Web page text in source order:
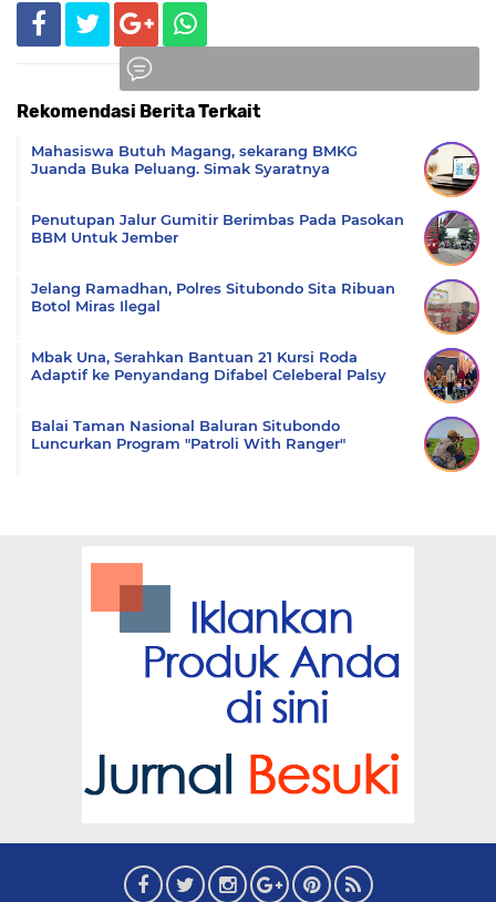
Rekomendasi Berita Terkait
Mahasiswa Butuh Magang, sekarang BMKG
Juanda Buka Peluang. Simak Syaratnya
‎Penutupan Jalur Gumitir Berimbas Pada Pasokan
BBM Untuk Jember
Jelang Ramadhan, Polres Situbondo Sita Ribuan
Botol Miras Ilegal
Mbak Una, Serahkan Bantuan 21 Kursi Roda
Adaptif ke Penyandang Difabel Celeberal Palsy
Balai Taman Nasional Baluran Situbondo
Luncurkan Program "Patroli With Ranger"